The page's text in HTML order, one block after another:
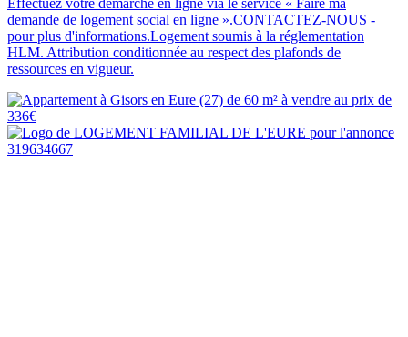
Effectuez votre démarche en ligne via le service « Faire ma
demande de logement social en ligne ».CONTACTEZ-NOUS -
pour plus d'informations.Logement soumis à la réglementation
HLM. Attribution conditionnée au respect des plafonds de
ressources en vigueur.